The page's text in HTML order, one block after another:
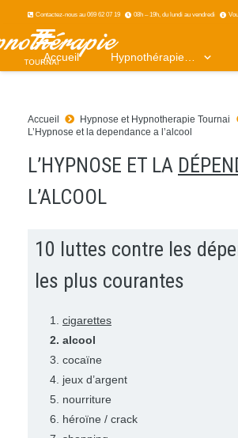
Contactez-nous au 069 62 07 19 08h – 19h, du lundi au vendredi
Accueil Hypnothérapie…
Accueil
Hypnose et Hypnotherapie Tournai
L’Hypnose et la dependance a l’alcool
L’HYPNOSE ET LA
L’ALCOOL
10 luttes contre les
les plus courantes
cigarettes
alcool
cocaïne
jeux d’argent
nourriture
héroïne / crack